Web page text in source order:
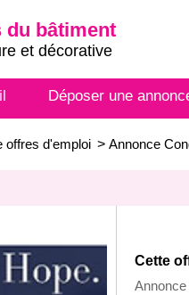
du bâtiment
et décorative
Déposer une
offres d'emploi > Annonce
Cette
Annonce